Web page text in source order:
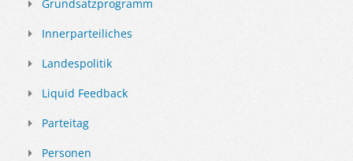
Grundsatzprogramm
Innerparteiliches
Landespolitik
Liquid Feedback
Parteitag
Personen